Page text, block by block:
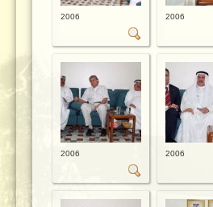
2006 2006
2006 2006